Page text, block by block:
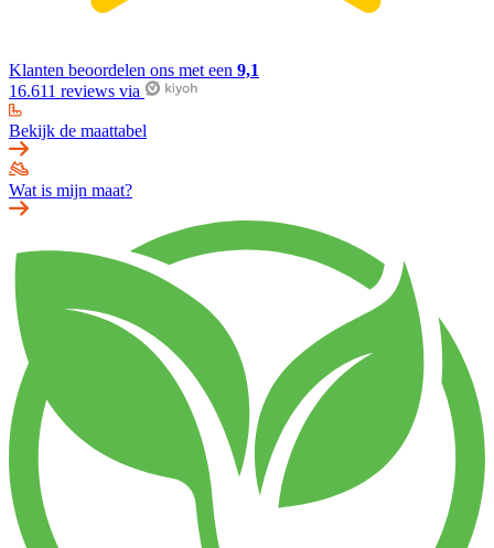
Klanten beoordelen ons met een 9,1
16.611 reviews via
Bekijk de maattabel
Wat is mijn maat?